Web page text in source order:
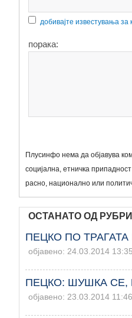
добивајте известувања
порака:
Плусинфо нема да објавува
социјална, етничка
расно, национално или
ОСТАНАТО ОД
ПЕЦКО ПО
објавено: 24.03.2014 13:35
ПЕЦКО: ШУШКА СЕ,
објавено: 23.03.2014 11:46